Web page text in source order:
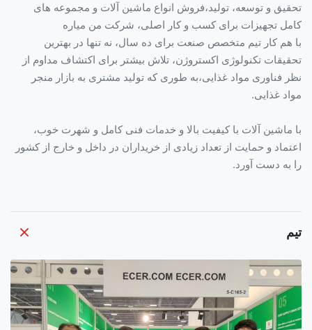
تحقیق و توسعه، تولید،فروش انواع ماشین آلات و مجموعه های
کامل تجهیزات برای کسب و کار اصلی، شرکت من مياره
با هم کار تیم متخصص صنعت برای ده سال، نه تنها در بهترین
تحقیقات تکنولوژی اکستروژن، تلاش بیشتر برای اکتشاف مداوم از
نظر فناوری مواد غذایی،به طوری که تولید مشتری به بازار منجر
مواد غذایی.
با ماشین آلات با کیفیت بالا و خدمات فنی کامل و شهرت خوب،
اعتماد و حمایت از تعداد زیادی از خریداران در داخل و خارج از کشور
را به دست آورد.
تیم